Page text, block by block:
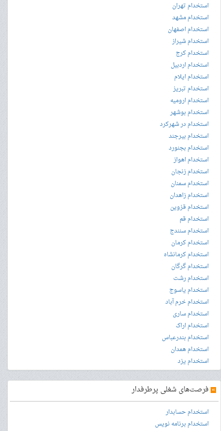
استخدام تهران
استخدام مشهد
استخدام اصفهان
استخدام شیراز
استخدام کرج
استخدام اردبیل
استخدام ایلام
استخدام تبریز
استخدام ارومیه
استخدام بوشهر
استخدام در شهرکرد
استخدام بیرجند
استخدام بجنورد
استخدام اهواز
استخدام زنجان
استخدام سمنان
استخدام زاهدان
استخدام قزوین
استخدام قم
استخدام سنندج
استخدام کرمان
استخدام کرمانشاه
استخدام گرگان
استخدام رشت
استخدام یاسوج
استخدام خرم آباد
استخدام ساری
استخدام اراک
استخدام بندرعباس
استخدام همدان
استخدام یزد
» فرصت‌های شغلی پرطرفدار
استخدام حسابدار
استخدام برنامه نویس